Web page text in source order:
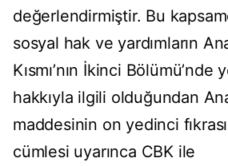
değerlendirmiştir. Bu
sosyal hak ve yardımların
Kısmı’nın İkinci
hakkıyla ilgili olduğundan
maddesinin on yedinci
cümlesi uyarınca CBK ile